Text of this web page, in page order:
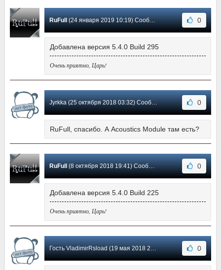
RuFull(24 января 2019 10:19) Сообщение #11 0
Добавлена версия 5.4.0 Build 295
Очень приятно, Царь!
Jyrkka (25 октября 2018 03:32) Сообщение #10 0
RuFull, спасибо. А Acoustics Module там есть?
RuFull(8 октября 2018 19:41) Сообщение #9 0
Добавлена версия 5.4.0 Build 225
Очень приятно, Царь!
Гость VladimirRsload (19 мая 2018 23:47) Сообщение #8 0